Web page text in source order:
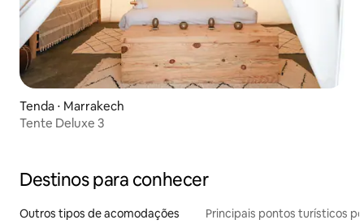
Tenda ⋅ Marrakech
Tente Deluxe 3
Destinos para conhecer
Outros tipos de acomodações Principais pontos turísticos